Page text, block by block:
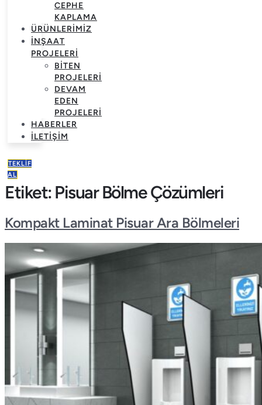
CEPHE
KAPLAMA
ÜRÜNLERIMIZ
İNŞAAT
PROJELERI
BITEN
PROJELERI
DEVAM
EDEN
PROJELERI
HABERLER
İLETIŞIM
TEKLIF
AL
Etiket:Pisuar Bölme Çözümleri
Kompakt Laminat Pisuar Ara Bölmeleri